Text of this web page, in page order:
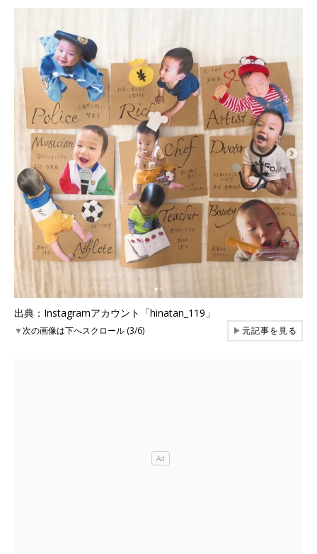
出典：Instagramアカウント「hinatan_119」
▼次の画像は下へスクロール (3/6) ▶元記事を見る